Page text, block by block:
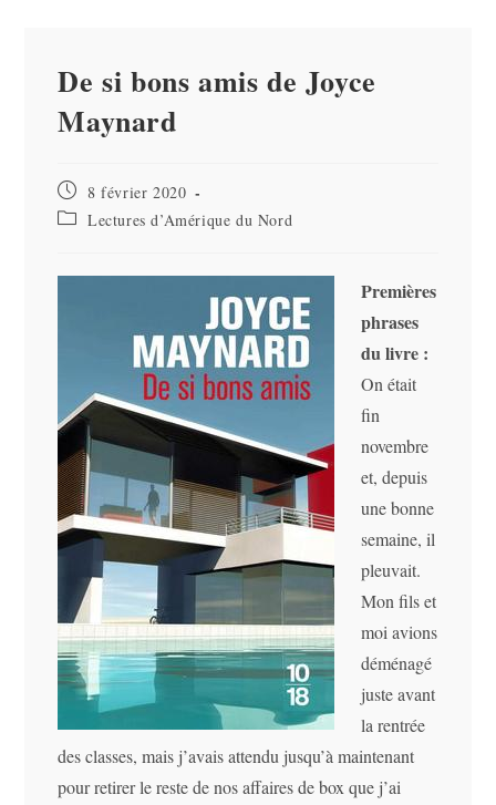
De si bons amis de Joyce
Maynard
Publication
publiée :
8 février 2020
Post Lectures d’Amérique du Nord
Premières
phrases
du livre :
On était
fin
novembre
et, depuis
une bonne
semaine, il
pleuvait.
Mon fils et
moi avions
déménagé
juste avant
la rentrée
des classes, mais j’avais attendu jusqu’à maintenant
pour retirer le reste de nos affaires de box que j’ai